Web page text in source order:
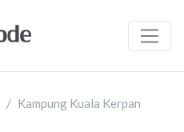
Kampung Kuala Kerpan